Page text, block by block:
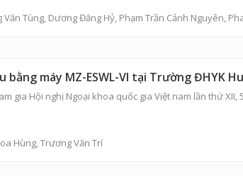
Văn Tùng, Dương Đăng Hỷ, Phạm Trần Cảnh Nguyên,
bằng máy MZ-ESWL-VI tại Trường ĐHYK
gia Hội nghị Ngoại khoa quốc gia Việt nam lần thứ XII,
Hùng,Trương Văn Trí